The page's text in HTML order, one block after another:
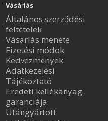
Vásárlás
Általános szerződési
feltételek
Vásárlás menete
Fizetési módok
Kedvezmények
Adatkezelési
Tájékoztató
Eredeti kellékanyag
garanciája
Utángyártott